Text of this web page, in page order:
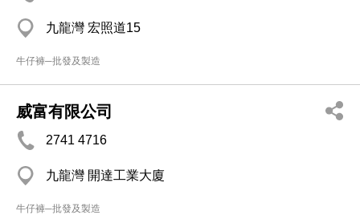
九龍灣 宏照道15
牛仔褲─批發及製造
威富有限公司
2741 4716
九龍灣 開達工業大廈
牛仔褲─批發及製造